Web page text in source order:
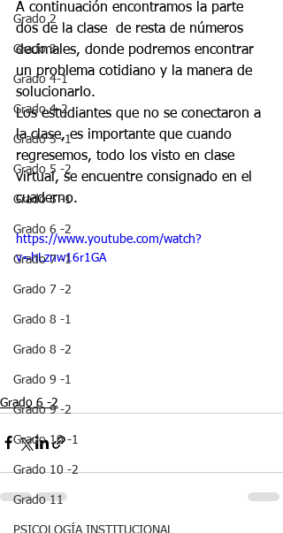
Grado 2
Grado 3
Grado 4-1
Grado 4-2
Grado 5 -1
Grado 5 -2
Grado 6 -1
Grado 6 -2
Grado 7 -1
Grado 7 -2
Grado 8 -1
Grado 8 -2
Grado 9 -1
Grado 9 -2
Grado 10 -1
Grado 10 -2
Grado 11
PSICOLOGÍA INSTITUCIONAL
A continuación encontramos la parte
dos de la clase  de resta de números
decimales, donde podremos encontrar
un problema cotidiano y la manera de
solucionarlo.
Los estudiantes que no se conectaron a
la clase, es importante que cuando
regresemos, todo los visto en clase
virtual, se encuentre consignado en el
cuaderno.
https://www.youtube.com/watch?
v=hLznw16r1GA
Grado 6 -2